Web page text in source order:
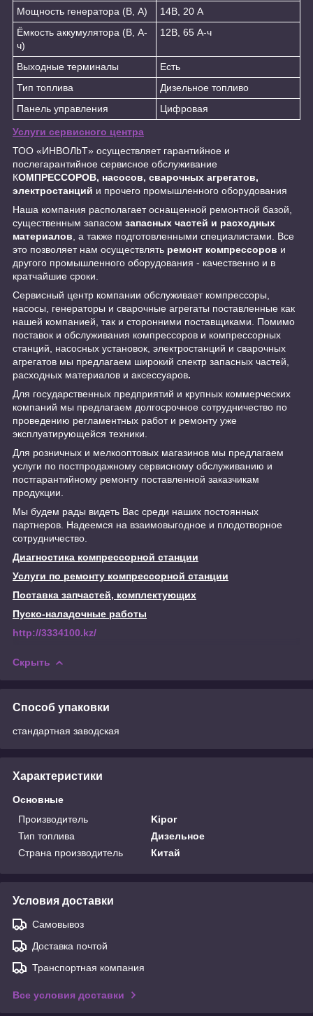
Мощность генератора (В, А)
14В, 20 А
Ёмкость аккумулятора (В, А-
ч)
12В, 65 А-ч
Выходные терминалы
Есть
Тип топлива
Дизельное топливо
Панель управления
Цифровая
Услуги сервисного центра
ТОО «ИНBOЛbT» осуществляет гарантийное и
послегарантийное сервисное обслуживание
КОМПРЕССОРОВ, насосов, сварочных агрегатов,
электростанций и прочего промышленного оборудования
Наша компания располагает оснащенной ремонтной базой,
существенным запасом запасных частей и расходных
материалов , а также подготовленными специалистами. Все
это позволяет нам осуществлять ремонт компрессоров и
другого промышленного оборудования - качественно и в
кратчайшие сроки.
Сервисный центр компании обслуживает компрессоры,
насосы, генераторы и сварочные агрегаты поставленные как
нашей компанией, так и сторонними поставщиками. Помимо
поставок и обслуживания компрессоров и компрессорных
станций, насосных установок, электростанций и сварочных
агрегатов мы предлагаем широкий спектр запасных частей,
расходных материалов и аксессуаров.
Для государственных предприятий и крупных коммерческих
компаний мы предлагаем долгосрочное сотрудничество по
проведению регламентных работ и ремонту уже
эксплуатирующейся техники.
Для розничных и мелкооптовых магазинов мы предлагаем
услуги по постпродажному сервисному обслуживанию и
постгарантийному ремонту поставленной заказчикам
продукции.
Мы будем рады видеть Вас среди наших постоянных
партнеров. Надеемся на взаимовыгодное и плодотворное
сотрудничество.
Диагностика компрессорной станции
Услуги по ремонту компрессорной станции
Поставка запчастей, комплектующих
Пуско-наладочные работы
http://3334100.kz/
Скрыть
Способ упаковки
стандартная заводская
Характеристики
Основные
Производитель
Kipor
Тип топлива
Дизельное
Страна производитель
Китай
Условия доставки
Самовывоз
Доставка почтой
Транспортная компания
Все условия доставки